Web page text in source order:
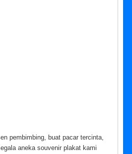
pembimbing, buat pacar tercinta,
aneka souvenir plakat kami